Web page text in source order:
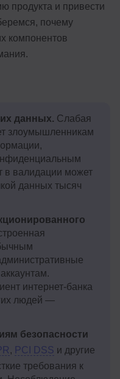
продукта и привести
почему
компонентов
данных. Слабая
злоумышленникам
в валидации может
данных тысяч
интернет-банка
людей —
безопасности
, PCI DSS и другие
требования к